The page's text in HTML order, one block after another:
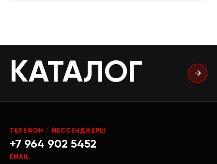
КАТАЛОГ
ТЕЛЕФОН / МЕССЕНДЖЕРЫ
+7 964 902 5452
EMAIL